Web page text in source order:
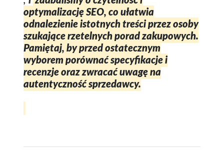
optymalizację SEO, co ułatwia
odnalezienie istotnych treści przez osoby
szukające rzetelnych porad zakupowych.
Pamiętaj, by przed ostatecznym
wyborem porównać specyfikacje i
recenzje oraz zwracać uwagę na
autentyczność sprzedawcy.